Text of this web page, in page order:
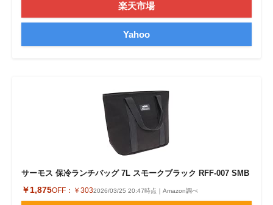
楽天市場
Yahoo
サーモス 保冷ランチバッグ 7L スモークブラック RFF-007 SMB
￥1,875OFF： ￥3032026/03/25 20:47時点｜Amazon調べ